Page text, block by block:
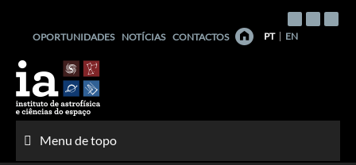
conteúdo
OPORTUNIDADES NOTÍCIAS CONTACTOS PT EN
Menu de topo